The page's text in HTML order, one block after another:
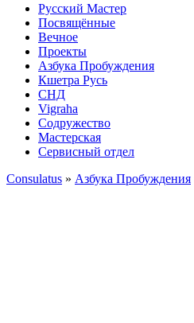
Русский Мастер
Посвящённые
Вечное
Проекты
Азбука Пробуждения
Кшетра Русь
СНД
Vigraha
Содружество
Мастерская
Сервисный отдел
Consulatus » Азбука Пробуждения